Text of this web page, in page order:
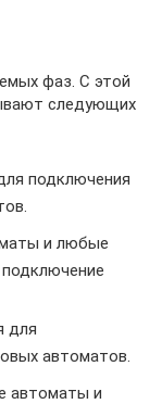
фаз. С этой
следующих
подключения
и любые
для
автоматов.
автоматы и